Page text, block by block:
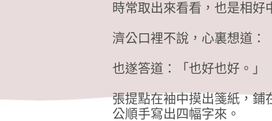
時常取出來看看，也是相好
濟公口裡不說，心裏想道：
也遂答道：「也好也好。」
張提點在袖中摸出箋紙，鋪
公順手寫出四幅字來。